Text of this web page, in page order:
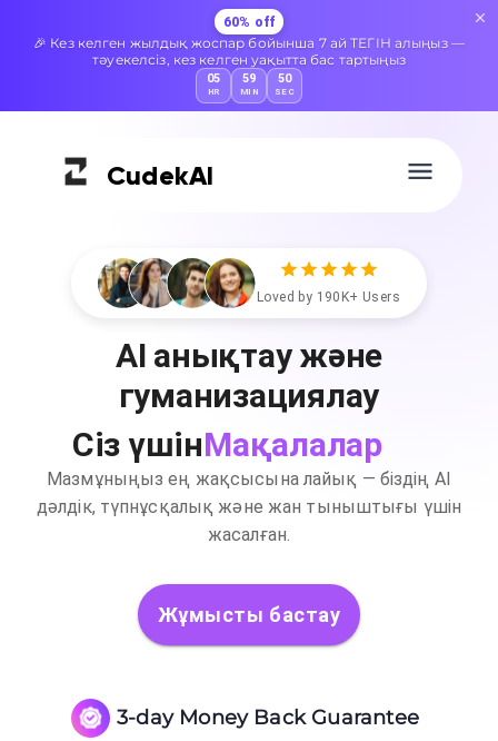
60% off
🎉 Кез келген жылдық жоспар бойынша 7 ай ТЕГІН алыңыз —
тәуекелсіз, кез келген уақытта бас тартыңыз
05
HR
59
MIN
49
SEC
CudekAI
Loved by 190K+ Users
AI анықтау және
гуманизациялау
Сіз үшінМақалалар
Мазмұныңыз ең жақсысына лайық — біздің AI
дәлдік, түпнұсқалық және жан тыныштығы үшін
жасалған.
Жұмысты бастау
3-day Money Back Guarantee